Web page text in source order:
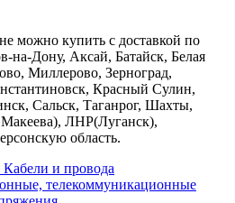
можно купить с доставкой по
на-Дону, Аксай, Батайск, Белая
Миллерово, Зерноград,
Красный Сулин,
Сальск, Таганрог, Шахты,
ЛНР(Луганск),
область.
Кабели и провода
телекоммуникационные